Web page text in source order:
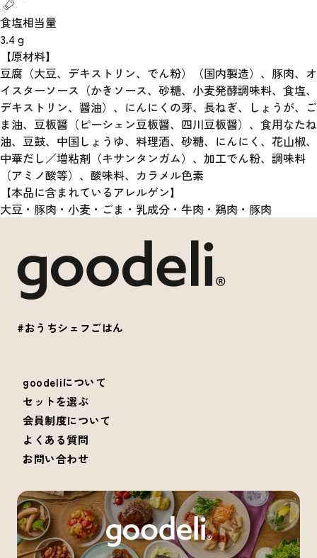
食塩相当量
3.4 g
【原材料】
豆腐（大豆、デキストリン、でん粉）（国内製造）、豚肉、オ
イスターソース（かきソース、砂糖、小麦発酵調味料、食塩、
デキストリン、醤油）、にんにくの芽、長ねぎ、しょうが、ご
ま油、豆板醤（ピーシェン豆板醤、四川豆板醤）、食用なたね
油、豆鼓、中国しょうゆ、料理酒、砂糖、にんにく、花山椒、
中華だし／増粘剤（キサンタンガム）、加工でん粉、調味料
（アミノ酸等）、酸味料、カラメル色素
【本品に含まれているアレルゲン】
大豆・豚肉・小麦・ごま・乳成分・牛肉・鶏肉・豚肉
#おうちシェフごはん
goodeliについて
セットを選ぶ
会員制度について
よくある質問
お問い合わせ